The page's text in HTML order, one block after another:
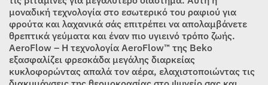
μοναδική τεχνολογία στο εσωτερικό του ραφιού για
φρούτα και λαχανικά σάς επιτρέπει να απολαμβάνετε
θρεπτικά γεύματα και έναν πιο υγιεινό τρόπο ζωής.
AeroFlow – Η τεχνολογία AeroFlow™ της Beko
εξασφαλίζει φρεσκάδα μεγάλης διαρκείας
κυκλοφορώντας απαλά τον αέρα, ελαχιστοποιώντας τις